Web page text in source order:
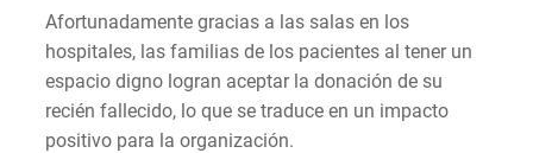
Afortunadamente gracias a las salas en los
hospitales, las familias de los pacientes al tener un
espacio digno logran aceptar la donación de su
recién fallecido, lo que se traduce en un impacto
positivo para la organización.